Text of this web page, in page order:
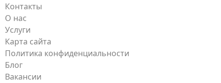
Контакты
О нас
Услуги
Карта сайта
Политика конфиденциальности
Блог
Вакансии